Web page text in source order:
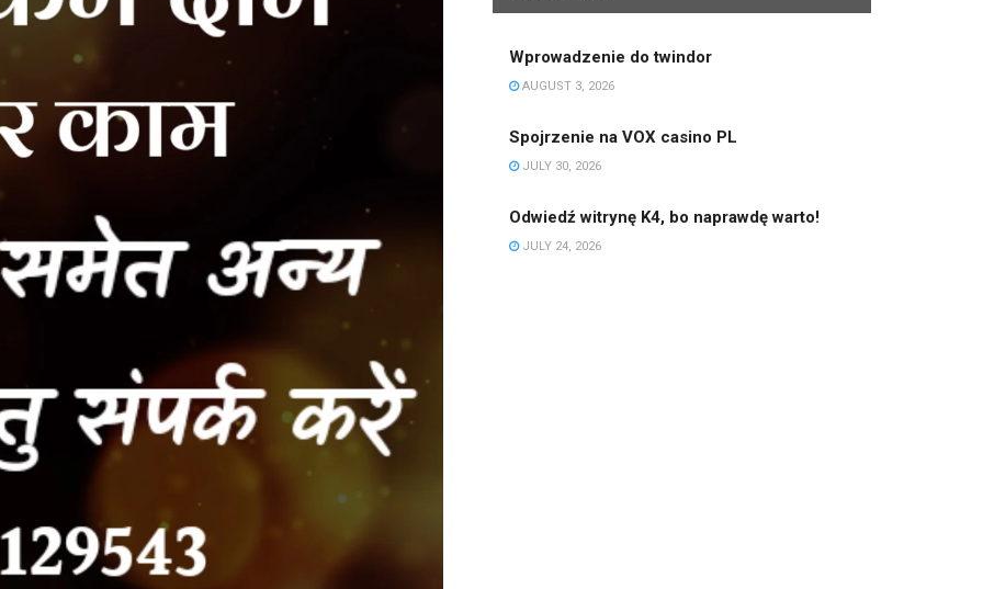
Wprowadzenie do twindor
AUGUST 3, 2026
Spojrzenie na VOX casino PL
JULY 30, 2026
Odwiedź witrynę K4, bo naprawdę warto!
JULY 24, 2026